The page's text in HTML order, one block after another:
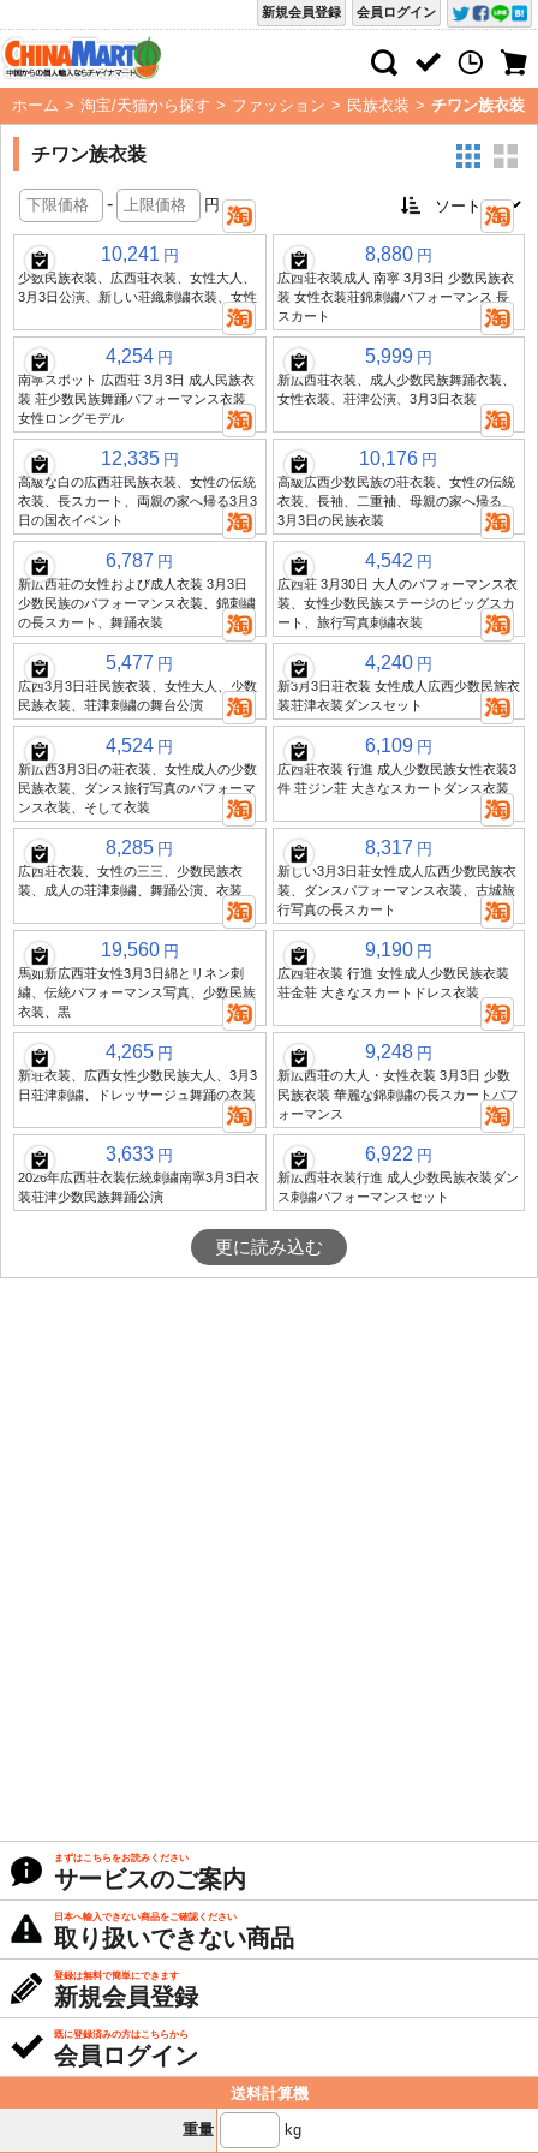
会員ログイン
新規会員登録
ホーム > 淘宝/天猫から探す > ファッション > 民族衣装 > チワン族衣装
チワン族衣装
- 円
10,241 円
少数民族衣装、広西荘衣装、女性大人、
3月3日公演、新しい荘織刺繍衣装、女性
8,880 円
広西荘衣装成人 南寧 3月3日 少数民族衣
装 女性衣装荘錦刺繍パフォーマンス 長
スカート
4,254 円
南寧スポット 広西荘 3月3日 成人民族衣
装 荘少数民族舞踊パフォーマンス衣装
女性ロングモデル
5,999 円
新広西荘衣装、成人少数民族舞踊衣装、
女性衣装、荘津公演、3月3日衣装
12,335 円
高級な白の広西荘民族衣装、女性の伝統
衣装、長スカート、両親の家へ帰る3月3
日の国衣イベント
10,176 円
高級広西少数民族の荘衣装、女性の伝統
衣装、長袖、二重袖、母親の家へ帰る、
3月3日の民族衣装
6,787 円
新広西荘の女性および成人衣装 3月3日
少数民族のパフォーマンス衣装、錦刺繍
の長スカート、舞踊衣装
4,542 円
広西荘 3月30日 大人のパフォーマンス衣
装、女性少数民族ステージのビッグスカ
ート、旅行写真刺繍衣装
5,477 円
広西3月3日荘民族衣装、女性大人、少数
民族衣装、荘津刺繍の舞台公演
4,240 円
新3月3日荘衣装 女性成人広西少数民族衣
装荘津衣装ダンスセット
4,524 円
新広西3月3日の荘衣装、女性成人の少数
民族衣装、ダンス旅行写真のパフォーマ
ンス衣装、そして衣装
6,109 円
広西荘衣装 行進 成人少数民族女性衣装3
件 荘ジン荘 大きなスカートダンス衣装
8,285 円
広西荘衣装、女性の三三、少数民族衣
装、成人の荘津刺繍、舞踊公演、衣装
8,317 円
新しい3月3日荘女性成人広西少数民族衣
装、ダンスパフォーマンス衣装、古城旅
行写真の長スカート
19,560 円
馬如新広西荘女性3月3日綿とリネン刺
繍、伝統パフォーマンス写真、少数民族
衣装、黒
9,190 円
広西荘衣装 行進 女性成人少数民族衣装
荘金荘 大きなスカートドレス衣装
4,265 円
新荘衣装、広西女性少数民族大人、3月3
日荘津刺繍、ドレッサージュ舞踊の衣装
9,248 円
新広西荘の大人・女性衣装 3月3日 少数
民族衣装 華麗な錦刺繍の長スカートパフ
ォーマンス
3,633 円
2026年広西荘衣装伝統刺繍南寧3月3日衣
装荘津少数民族舞踊公演
6,922 円
新広西荘衣装行進 成人少数民族衣装ダン
ス刺繍パフォーマンスセット
更に読み込む
まずはこちらをお読みください
サービスのご案内
日本へ輸入できない商品をご確認ください
取り扱いできない商品
登録は無料で簡単にできます
新規会員登録
既に登録済みの方はこちらから
会員ログイン
送料計算機
重量
kg